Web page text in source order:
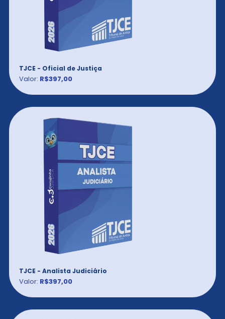
TJCE - Oficial de Justiça
Valor: R$397,00
TJCE - Analista Judiciário
Valor: R$397,00